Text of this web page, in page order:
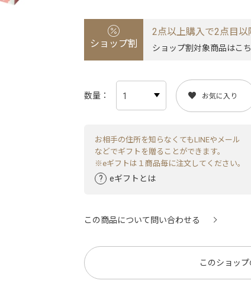
ショップ割
2点以上購入で2点目以
ショップ割対象商品はこ
数量 お気に入り
お相手の住所を知らなくてもLINEやメール
などでギフトを贈ることができます。
※eギフトは１商品毎に注文してください。
eギフトとは
この商品について問い合わせる
このショッ